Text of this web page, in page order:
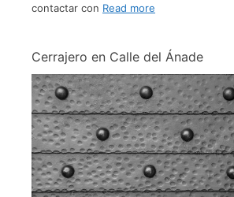
contactar con Read more
Cerrajero en Calle del Ánade